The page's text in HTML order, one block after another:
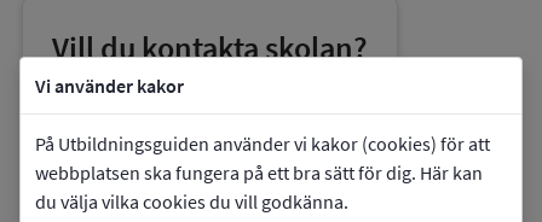
Vi använder kakor
På Utbildningsguiden använder vi kakor (cookies) för att
webbplatsen ska fungera på ett bra sätt för dig. Här kan
du välja vilka cookies du vill godkänna.
Vill du kontakta skolan?
phoneTelefon:090-3494821
E-post: umea@prolympia.se
link Webbplats:Prolympia, Umeå